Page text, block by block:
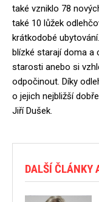
také vzniklo 78
také 10 lůžek
krátkodobé
blízké starají doma a
starosti anebo si
odpočinout. Díky
o jejich nejbližší
Jiří Dušek.
DALŠÍ ČLÁNKY